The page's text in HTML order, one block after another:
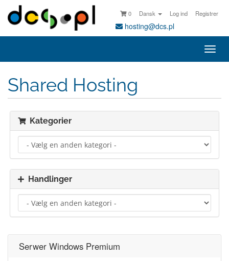
0 Dansk Log ind Registrer
hosting@dcs.pl
Skift
Shared Hosting
Kategorier
Handlinger
Serwer Windows Premium